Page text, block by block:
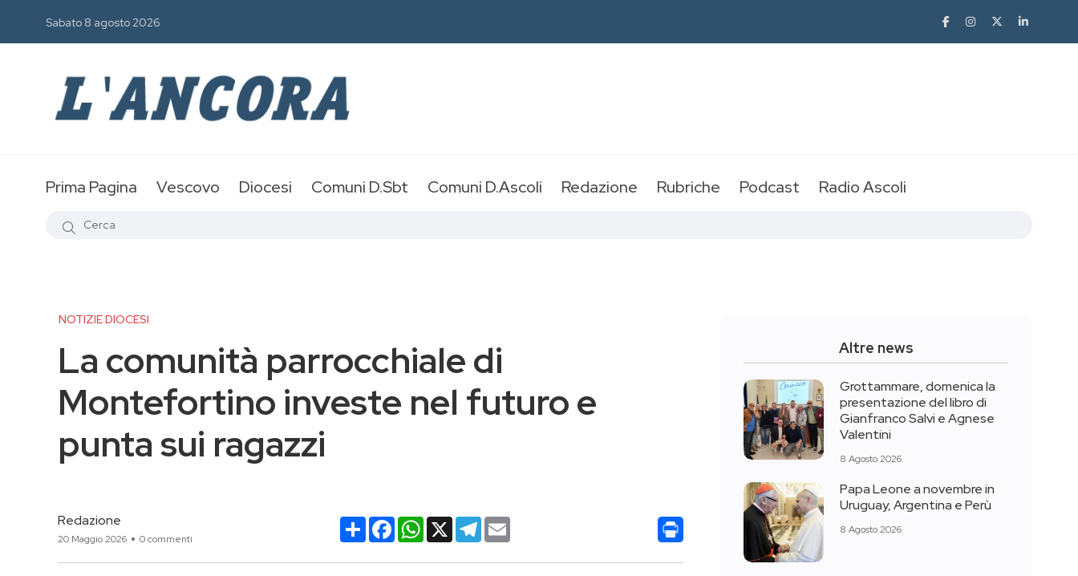
Sabato 8 agosto 2026
Prima Pagina Vescovo Diocesi Comuni D.Sbt Comuni D.Ascoli Redazione Rubriche Podcast Radio Ascoli
NOTIZIE DIOCESI
La comunità parrocchiale di
Montefortino investe nel futuro e
punta sui ragazzi
Redazione
20 Maggio 2026 0 commenti
CondividiFacebookWhatsApp
X Telegram
Altre news
Grottammare, domenica la
presentazione del libro di
Gianfranco Salvi e Agnese
Valentini
8 Agosto 2026
Papa Leone a novembre in
Uruguay, Argentina e Perù
8 Agosto 2026